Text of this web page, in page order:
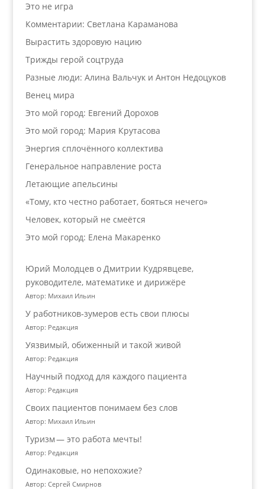
Это не игра
Комментарии: Светлана Караманова
Вырастить здоровую нацию
Трижды герой соцтруда
Разные люди: Алина Вальчук и Антон Недоцуков
Венец мира
Это мой город: Евгений Дорохов
Это мой город: Мария Крутасова
Энергия сплочённого коллектива
Генеральное направление роста
Летающие апельсины
«Тому, кто честно работает, бояться нечего»
Человек, который не смеётся
Это мой город: Елена Макаренко
Юрий Молодцев о Дмитрии Кудрявцеве,
руководителе, математике и дирижёре
Автор: Михаил Ильин
У работников‑зумеров есть свои плюсы
Автор: Редакция
Уязвимый, обиженный и такой живой
Автор: Редакция
Научный подход для каждого пациента
Автор: Редакция
Своих пациентов понимаем без слов
Автор: Михаил Ильин
Туризм — это работа мечты!
Автор: Редакция
Одинаковые, но непохожие?
Автор: Сергей Смирнов